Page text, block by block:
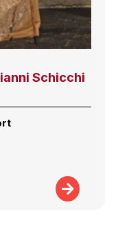
Schicchi